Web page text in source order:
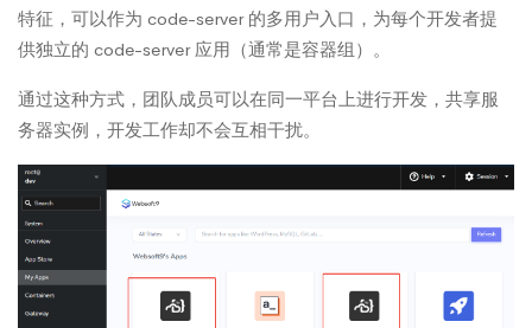
特征，可以作为 code-server 的多用户入口，为每个开发者提
供独立的 code-server 应用（通常是容器组）。
通过这种方式，团队成员可以在同一平台上进行开发，共享服
务器实例，开发工作却不会互相干扰。